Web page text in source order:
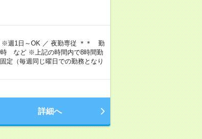
※週1日～OK ／ 夜勤専従 ＊＊ 勤
など ※上記の時間内で8時間勤
定（毎週同じ曜日での勤務となり
詳細へ